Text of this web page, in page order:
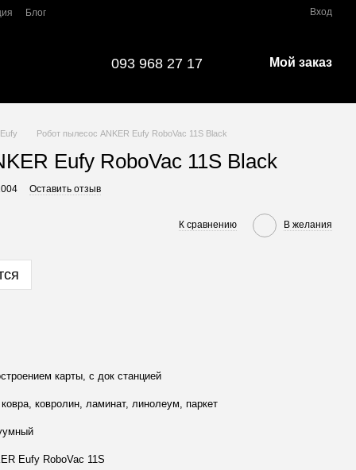
Блог Вход
093 968 27 17 Мой заказ
Робот пылесос ANKER Eufy RoboVac 11S Black
Eufy RoboVac 11S Black
Оставить отзыв
К сравнению В желания
карты, с док станцией
ковролин, ламинат, линолеум, паркет
Eufy RoboVac 11S